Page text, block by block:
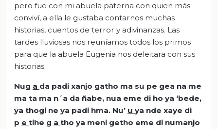
pero fue con mi abuela paterna con quien más
conviví, a ella le gustaba contarnos muchas
historias, cuentos de terror y adivinanzas. Las
tardes lluviosas nos reuníamos todos los primos
para que la abuela Eugenia nos deleitara con sus
historias.
Nug a da padi xanjo gatho ma su pe gea na me
ma ta ma n´a da ñabe, nua eme di ho ya ‘bede,
ya thogi ne ya padi hma. Nu’ u ya nde xaye di
p e tihe g a tho ya meni getho eme di numanjo